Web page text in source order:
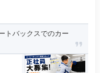
トバックスでのカー